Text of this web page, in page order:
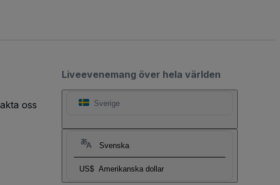
Liveevenemang över hela världen
Sverige
Svenska
US$ Amerikanska dollar
oss